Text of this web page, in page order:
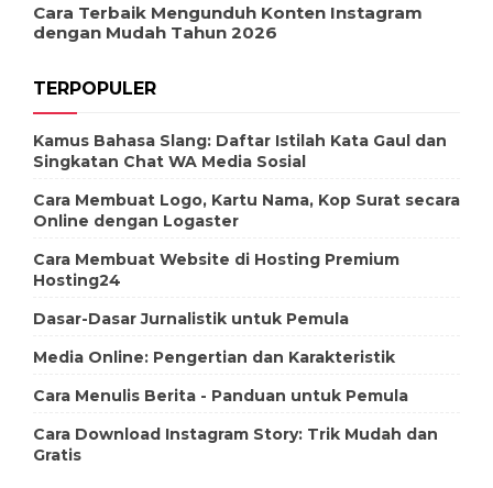
Cara Terbaik Mengunduh Konten Instagram
dengan Mudah Tahun 2026
TERPOPULER
Kamus Bahasa Slang: Daftar Istilah Kata Gaul dan
Singkatan Chat WA Media Sosial
Cara Membuat Logo, Kartu Nama, Kop Surat secara
Online dengan Logaster
Cara Membuat Website di Hosting Premium
Hosting24
Dasar-Dasar Jurnalistik untuk Pemula
Media Online: Pengertian dan Karakteristik
Cara Menulis Berita - Panduan untuk Pemula
Cara Download Instagram Story: Trik Mudah dan
Gratis